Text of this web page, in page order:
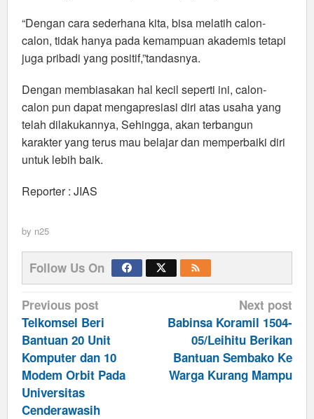
“Dengan cara sederhana kita, bisa melatih calon-
calon, tidak hanya pada kemampuan akademis tetapi
juga pribadi yang positif,”tandasnya.
Dengan membiasakan hal kecil seperti ini, calon-
calon pun dapat mengapresiasi diri atas usaha yang
telah dilakukannya, Sehingga, akan terbangun
karakter yang terus mau belajar dan memperbaiki diri
untuk lebih baik.
Reporter : JIAS
by n25
Follow Us On
Post
navigation
Previous post
Telkomsel Beri
Bantuan 20 Unit
Komputer dan 10
Modem Orbit Pada
Universitas
Cenderawasih
Next post
Babinsa Koramil 1504-
05/Leihitu Berikan
Bantuan Sembako Ke
Warga Kurang Mampu